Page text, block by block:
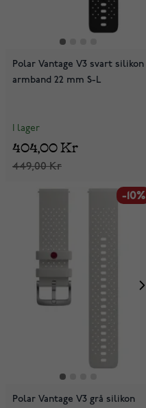
Polar Vantage V3 svart silikon
armband 22 mm S-L
I lager
449,00 Kr
404,00 Kr
-10%
Polar Vantage V3 grå silikon